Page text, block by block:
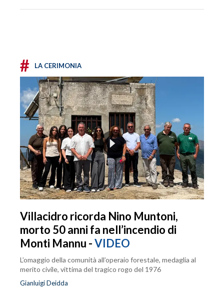
# LA CERIMONIA
Villacidro ricorda Nino Muntoni,
morto 50 anni fa nell’incendio di
Monti Mannu -VIDEO
L’omaggio della comunità all’operaio forestale, medaglia al
merito civile, vittima del tragico rogo del 1976
Gianluigi Deidda